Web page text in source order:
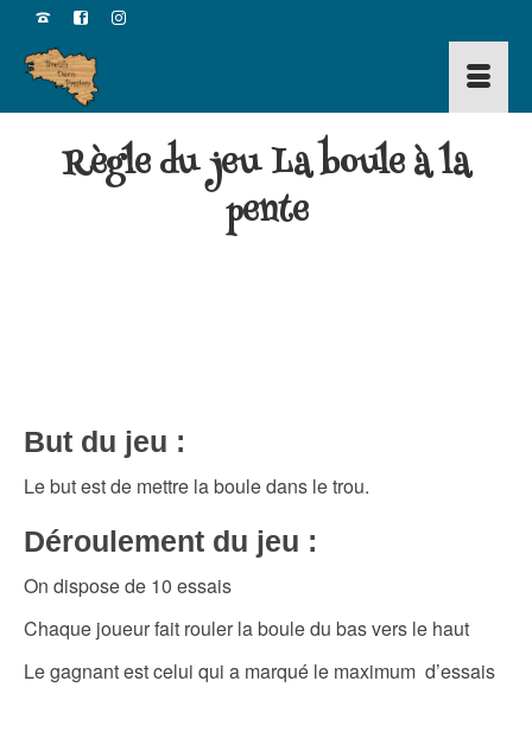
Règle du jeu La boule à la
pente
But du jeu :
Le but est de mettre la boule dans le trou.
Déroulement du jeu :
On dispose de 10 essais
Chaque joueur fait rouler la boule du bas vers le haut
Le gagnant est celui qui a marqué le maximum d’essais